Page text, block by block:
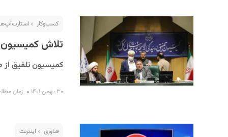
کسب‌و‌کار استارت‌آپ‌ها
تلاش کمیسیون
کمیسیون تلفیق از
۳۰ بهمن ۱۴۰۱ زمان مطالعه :
فناوری اینترنت